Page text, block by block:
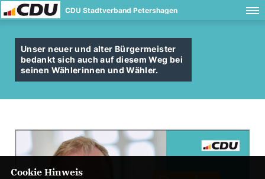
CDU Stadtverband Petershagen
Unser neuer und alter Bürgermeister
bedankt sich auch auf diesem Weg bei
seinen Wählerinnen und Wähler.
Cookie Hinweis